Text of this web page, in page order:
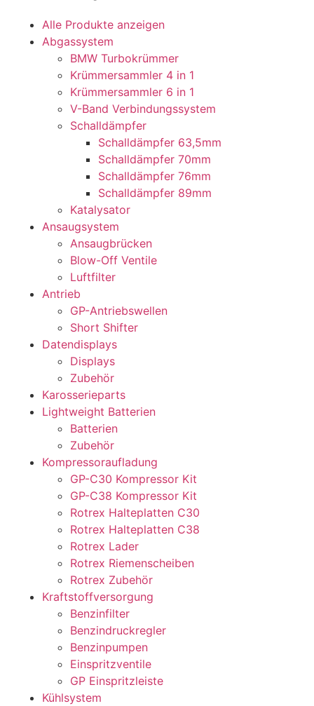
Alle Produkte anzeigen
Abgassystem
BMW Turbokrümmer
Krümmersammler 4 in 1
Krümmersammler 6 in 1
V-Band Verbindungssystem
Schalldämpfer
Schalldämpfer 63,5mm
Schalldämpfer 70mm
Schalldämpfer 76mm
Schalldämpfer 89mm
Katalysator
Ansaugsystem
Ansaugbrücken
Blow-Off Ventile
Luftfilter
Antrieb
GP-Antriebswellen
Short Shifter
Datendisplays
Displays
Zubehör
Karosserieparts
Lightweight Batterien
Batterien
Zubehör
Kompressoraufladung
GP-C30 Kompressor Kit
GP-C38 Kompressor Kit
Rotrex Halteplatten C30
Rotrex Halteplatten C38
Rotrex Lader
Rotrex Riemenscheiben
Rotrex Zubehör
Kraftstoffversorgung
Benzinfilter
Benzindruckregler
Benzinpumpen
Einspritzventile
GP Einspritzleiste
Kühlsystem